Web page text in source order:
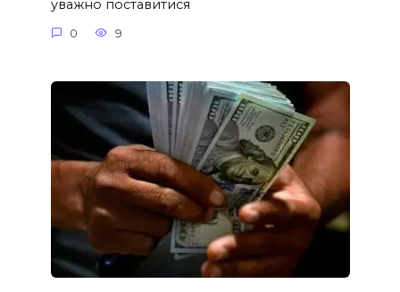
уважно поставитися
0 9